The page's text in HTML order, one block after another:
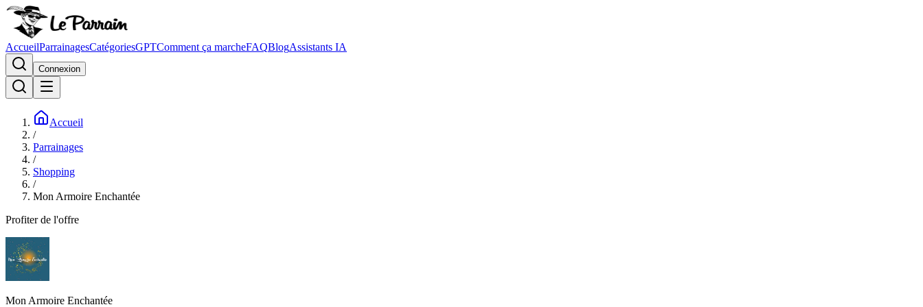
AccueilParrainagesCatégoriesGPTComment ça marcheFAQBlogAssistants IA
Connexion
Accueil
/
Parrainages
/
Shopping
/
Mon Armoire Enchantée
Profiter de l'offre
Mon Armoire Enchantée